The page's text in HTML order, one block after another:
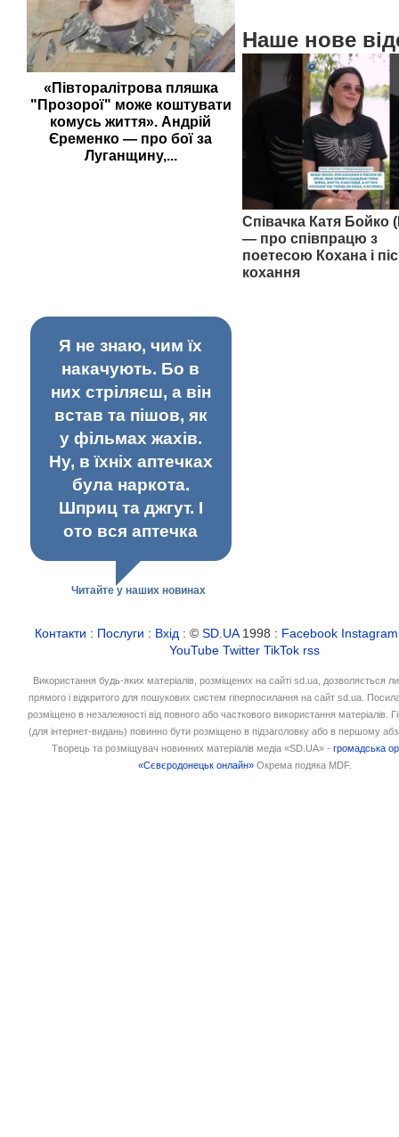
«Півторалітрова пляшка
"Прозорої" може коштувати
комусь життя». Андрій
Єременко — про бої за
Луганщину,...
Наше нове
Співачка Катя Бойко
— про співпрацю з
поетесою Кохана і
кохання
Я не знаю, чим їх
накачують. Бо в
них стріляєш, а він
встав та пішов, як
у фільмах жахів.
Ну, в їхніх аптечках
була наркота.
Шприц та джгут. І
ото вся аптечка
Читайте у наших новинах
Контакти : Послуги : Вхід : ©SD.UA1998 : Facebook Instagram
YouTube Twitter TikTok rss
Використання будь-яких матеріалів, розміщених на сайті sd.ua, дозволяється
прямого і відкритого для пошукових систем гіперпосилання на сайт sd.ua.
розміщено в незалежності від повного або часткового використання матеріалів.
(для інтернет-видань) повинно бути розміщено в підзаголовку або в першому
Творець та розміщувач новинних матеріалів медіа «SD.UA» -громадська
«Сєвєродонецьк онлайн» Окрема подяка MDF.